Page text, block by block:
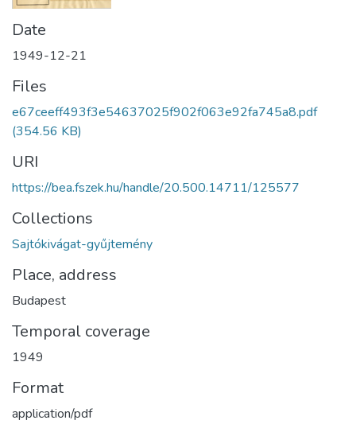
Date
1949-12-21
Files
e67ceeff493f3e54637025f902f063e92fa745a8.pdf
(354.56 KB)
URI
https://bea.fszek.hu/handle/20.500.14711/125577
Collections
Sajtókivágat-gyűjtemény
Place, address
Budapest
Temporal coverage
1949
Format
application/pdf